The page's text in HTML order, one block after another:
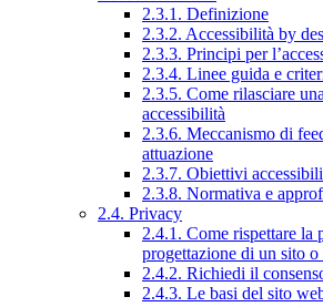
2.3.1. Definizione
2.3.2. Accessibilità by
2.3.3. Principi per
2.3.4. Linee guida e
2.3.5. Come rilasciare
accessibilità
2.3.6. Meccanismo di
attuazione
2.3.7. Obiettivi
2.3.8. Normativa e
2.4. Privacy
2.4.1. Come rispettare la
progettazione di un sito
2.4.2. Richiedi il
2.4.3. Le basi del sito